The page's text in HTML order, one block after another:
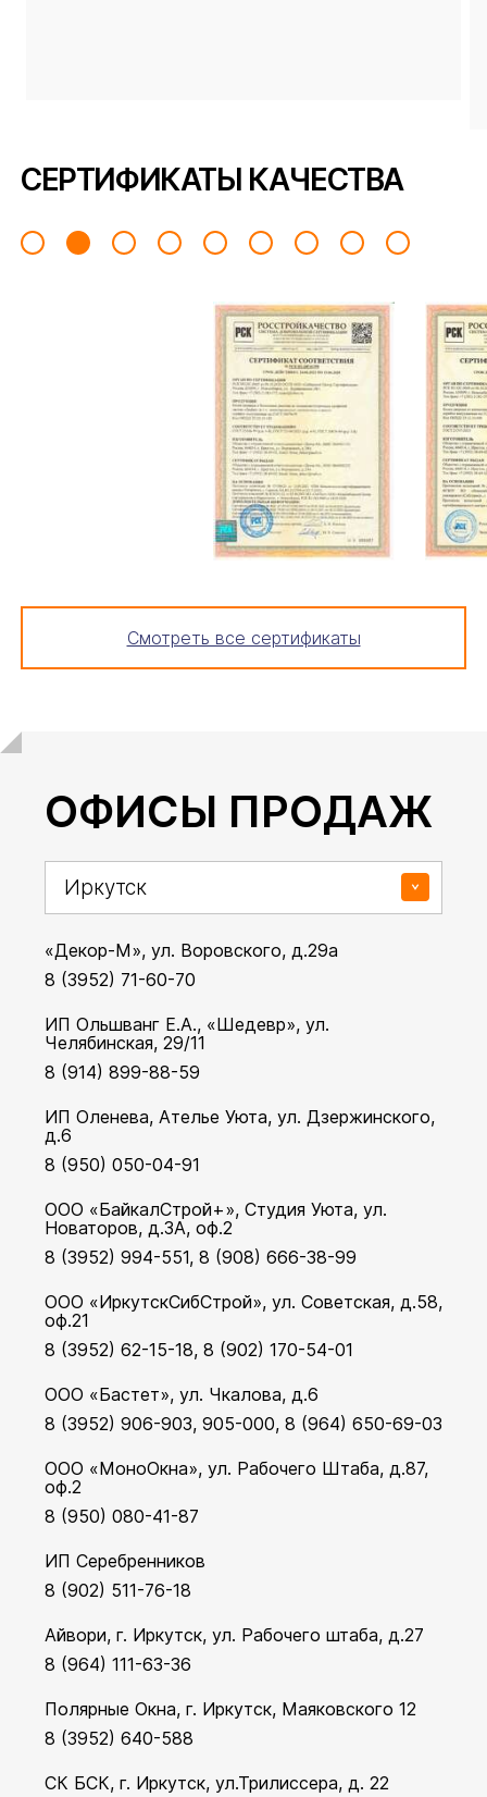
СЕРТИФИКАТЫ КАЧЕСТВА
Смотреть все сертификаты
ОФИСЫ ПРОДАЖ
«Декор-М», ул. Воровского, д.29а
8 (3952) 71-60-70
ИП Ольшванг Е.А., «Шедевр», ул.
Челябинская, 29/11
8 (914) 899-88-59
ИП Оленева, Ателье Уюта, ул. Дзержинского,
д.6
8 (950) 050-04-91
ООО «БайкалСтрой+», Студия Уюта, ул.
Новаторов, д.3А, оф.2
8 (3952) 994-551, 8 (908) 666-38-99
ООО «ИркутскСибСтрой», ул. Советская, д.58,
оф.21
8 (3952) 62-15-18, 8 (902) 170-54-01
ООО «Бастет», ул. Чкалова, д.6
8 (3952) 906-903, 905-000, 8 (964) 650-69-03
ООО «МоноОкна», ул. Рабочего Штаба, д.87,
оф.2
8 (950) 080-41-87
ИП Серебренников
8 (902) 511-76-18
Айвори, г. Иркутск, ул. Рабочего штаба, д.27
8 (964) 111-63-36
Полярные Окна, г. Иркутск, Маяковского 12
8 (3952) 640-588
СК БСК, г. Иркутск, ул.Трилиссера, д. 22